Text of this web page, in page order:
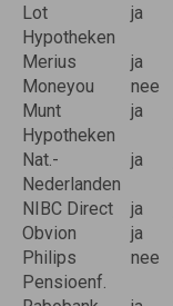
Lot
Hypotheken
ja
Merius
ja
Moneyou
nee
Munt
Hypotheken
ja
Nat.-
Nederlanden
ja
NIBC Direct ja
Obvion
ja
Philips
Pensioenf.
nee